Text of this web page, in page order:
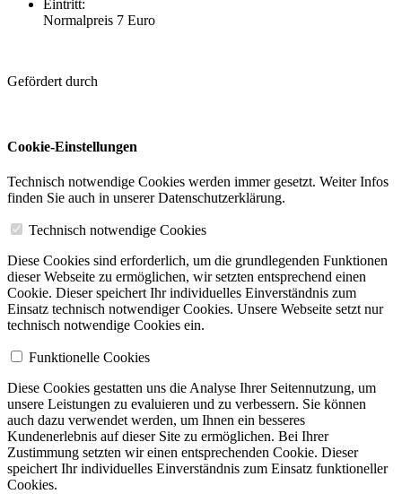
Eintritt:
Normalpreis 7 Euro
Gefördert durch
Cookie-Einstellungen
Technisch notwendige Cookies werden immer gesetzt. Weiter Infos
finden Sie auch in unserer Datenschutzerklärung.
Technisch notwendige Cookies
Diese Cookies sind erforderlich, um die grundlegenden Funktionen
dieser Webseite zu ermöglichen, wir setzten entsprechend einen
Cookie. Dieser speichert Ihr individuelles Einverständnis zum
Einsatz technisch notwendiger Cookies. Unsere Webseite setzt nur
technisch notwendige Cookies ein.
Funktionelle Cookies
Diese Cookies gestatten uns die Analyse Ihrer Seitennutzung, um
unsere Leistungen zu evaluieren und zu verbessern. Sie können
auch dazu verwendet werden, um Ihnen ein besseres
Kundenerlebnis auf dieser Site zu ermöglichen. Bei Ihrer
Zustimmung setzten wir einen entsprechenden Cookie. Dieser
speichert Ihr individuelles Einverständnis zum Einsatz funktioneller
Cookies.